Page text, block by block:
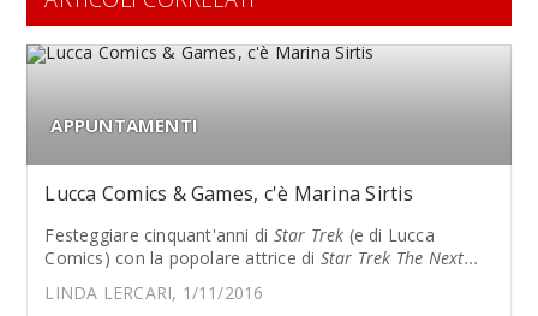
APPUNTAMENTI
Lucca Comics & Games, c'è Marina Sirtis
Festeggiare cinquant'anni di Star Trek (e di Lucca
Comics) con la popolare attrice di Star Trek The Next...
LINDA LERCARI, 1/11/2016